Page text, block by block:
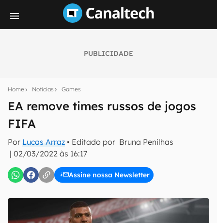
PUBLICIDADE
Home Notícias Games
EA remove times russos de jogos
FIFA
Por Lucas Arraz • Editado por Bruna Penilhas
| 02/03/2022 às 16:17
Assine nossa Newsletter
notícias e reviews sobre tecnologia em primeira
E-mail
Uso e Política de Privacidade do Canaltech.